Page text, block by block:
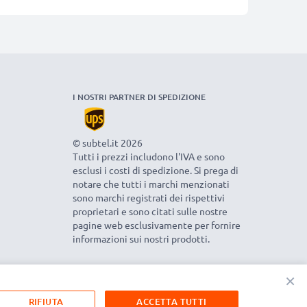
I NOSTRI PARTNER DI SPEDIZIONE
© subtel.it 2026
Tutti i prezzi includono l'IVA e sono
esclusi i costi di spedizione. Si prega di
notare che tutti i marchi menzionati
sono marchi registrati dei rispettivi
proprietari e sono citati sulle nostre
pagine web esclusivamente per fornire
informazioni sui nostri prodotti.
×
ACCETTA TUTTI
RIFIUTA